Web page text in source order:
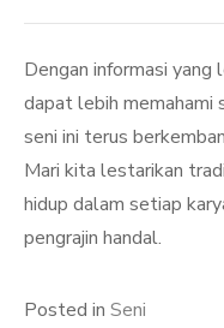
Dengan informasi yang
dapat lebih memahami
seni ini terus
Mari kita lestarikan
hidup dalam setiap
pengrajin handal.
Posted in Seni